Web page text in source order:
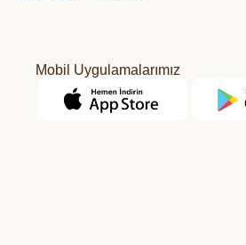
Mobil Uygulamalarımız